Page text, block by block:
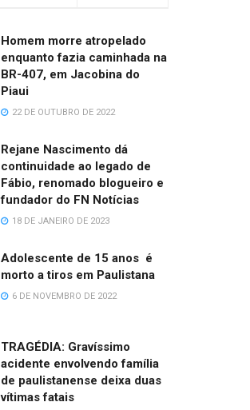
Homem morre atropelado
enquanto fazia caminhada na
BR-407, em Jacobina do
Piaui
22 DE OUTUBRO DE 2022
Rejane Nascimento dá
continuidade ao legado de
Fábio, renomado blogueiro e
fundador do FN Notícias
18 DE JANEIRO DE 2023
Adolescente de 15 anos é
morto a tiros em Paulistana
6 DE NOVEMBRO DE 2022
TRAGÉDIA: Gravíssimo
acidente envolvendo família
de paulistanense deixa duas
vítimas fatais